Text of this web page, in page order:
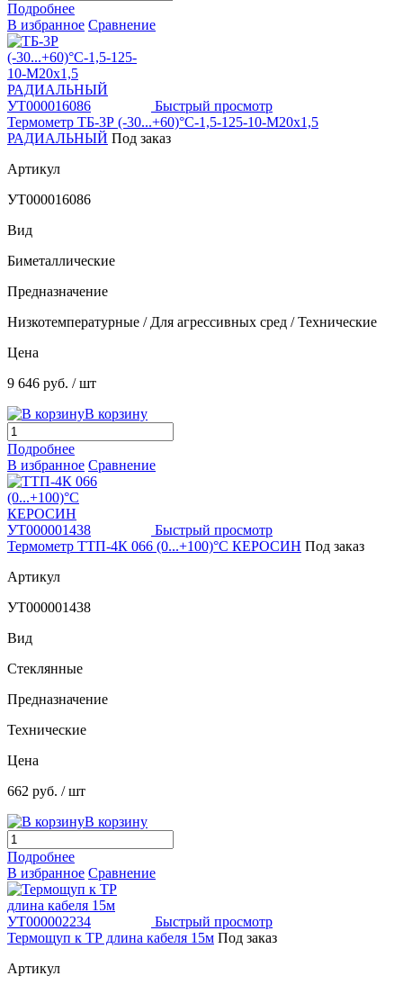
Подробнее
В избранное Сравнение
Быстрый просмотр
Термометр ТБ-3Р (-30...+60)°С-1,5-125-10-М20х1,5
РАДИАЛЬНЫЙ Под заказ
Артикул
УТ000016086
Вид
Биметаллические
Предназначение
Низкотемпературные / Для агрессивных сред / Технические
Цена
9 646 руб. / шт
В корзину
Подробнее
В избранное Сравнение
Быстрый просмотр
Термометр ТТП-4К 066 (0...+100)°С КЕРОСИН Под заказ
Артикул
УТ000001438
Вид
Стеклянные
Предназначение
Технические
Цена
662 руб. / шт
В корзину
Подробнее
В избранное Сравнение
Быстрый просмотр
Термощуп к ТР длина кабеля 15м Под заказ
Артикул